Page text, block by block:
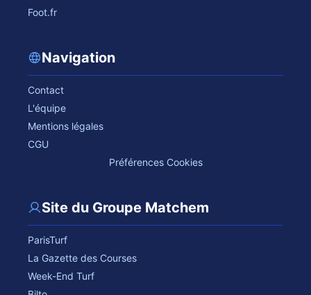
Foot.fr
Navigation
Contact
L'équipe
Mentions légales
CGU
Préférences Cookies
Site du Groupe Matchem
ParisTurf
La Gazette des Courses
Week-End Turf